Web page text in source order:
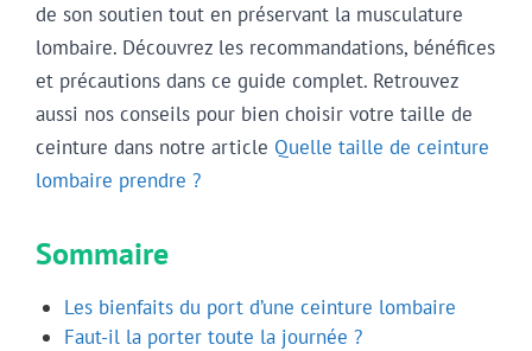
de son soutien tout en préservant la musculature
lombaire. Découvrez les recommandations, bénéfices
et précautions dans ce guide complet. Retrouvez
aussi nos conseils pour bien choisir votre taille de
ceinture dans notre article Quelle taille de ceinture
lombaire prendre ?
Sommaire
Les bienfaits du port d’une ceinture lombaire
Faut-il la porter toute la journée ?